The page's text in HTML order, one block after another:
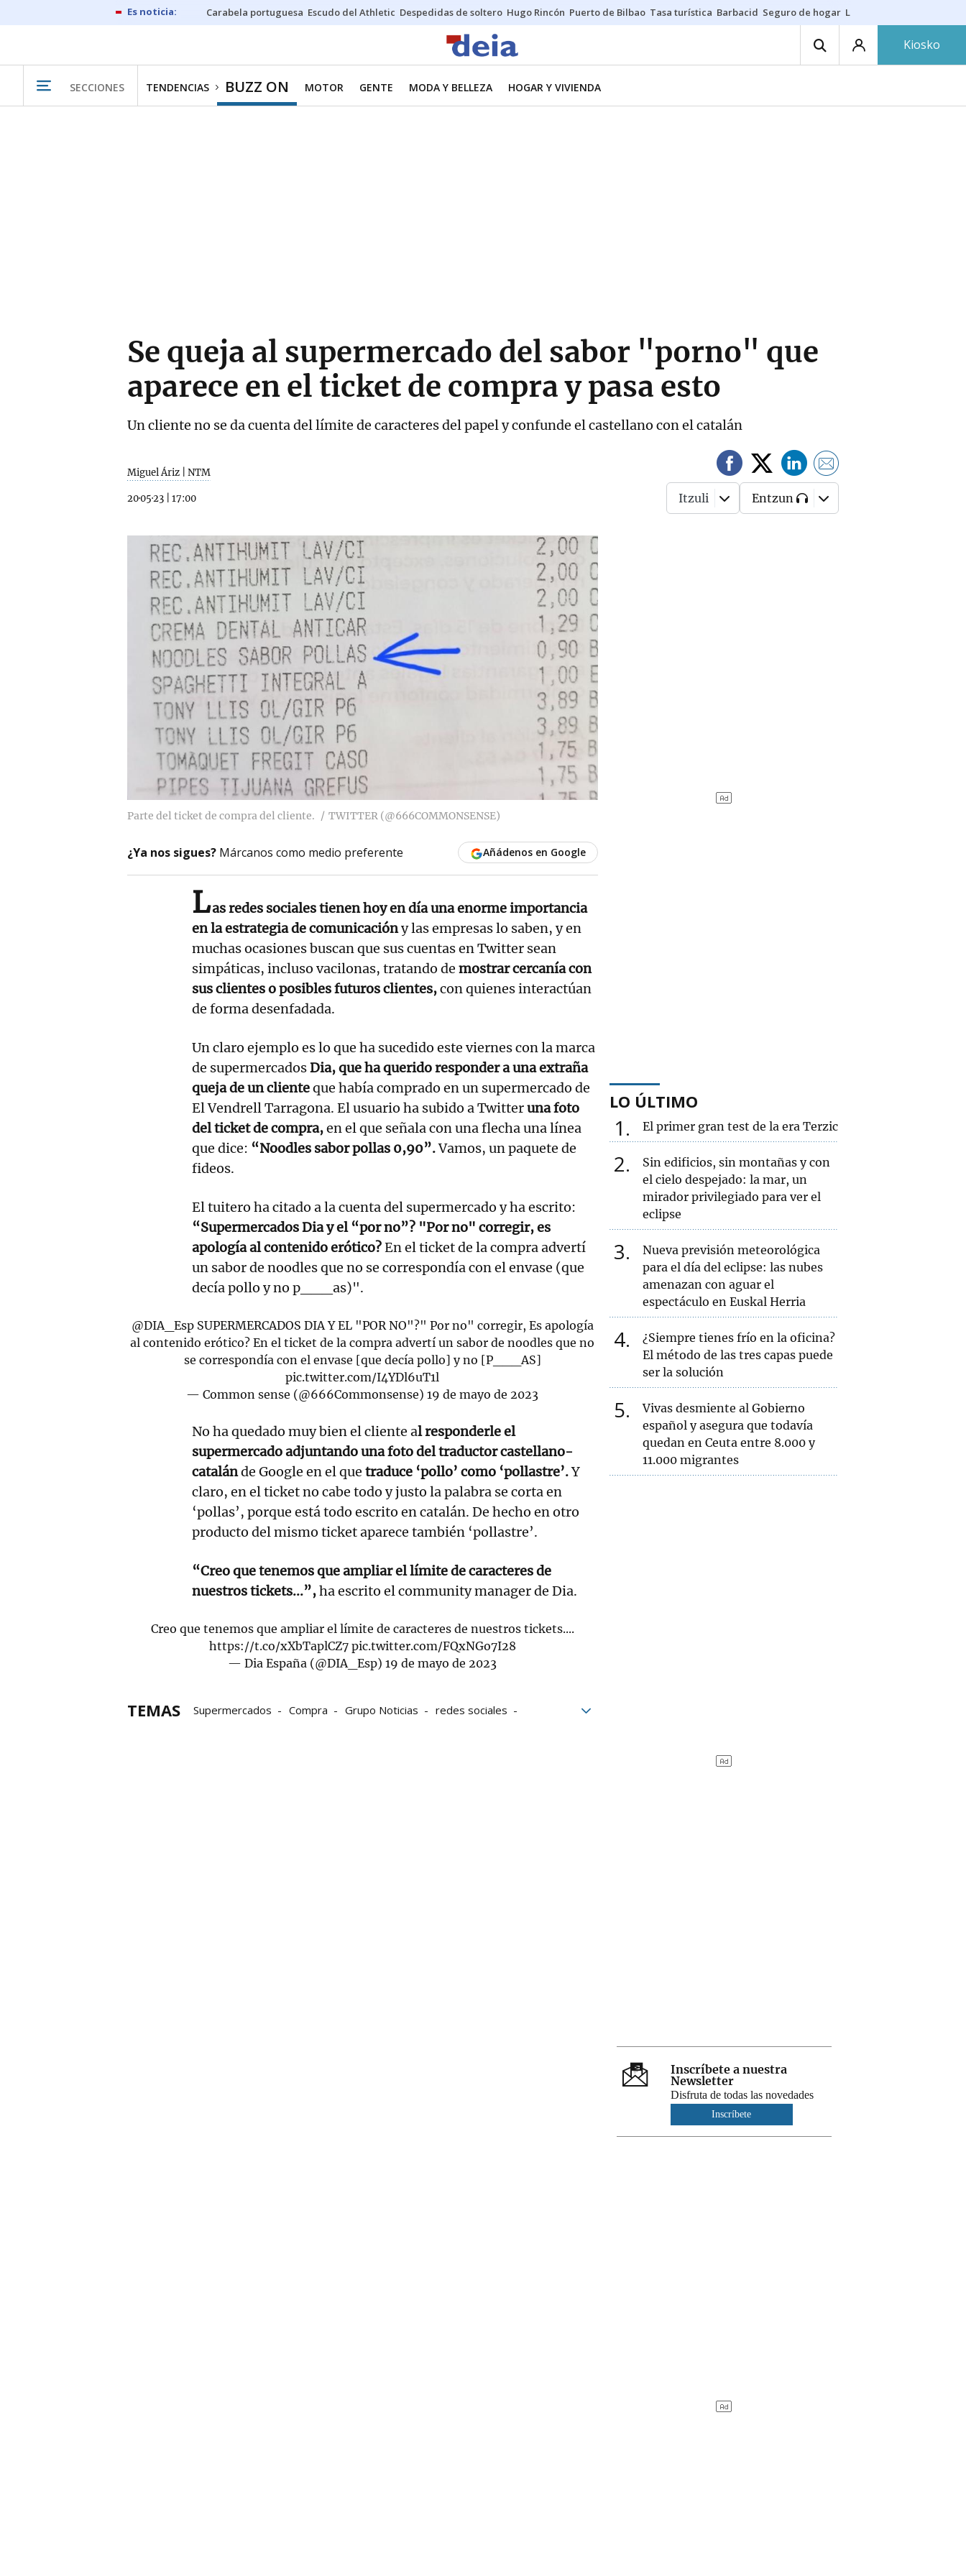
Carabela portuguesa Escudo del Athletic Despedidas de soltero Hugo Rincón Puerto de Bilbao Tasa turística Barbacid Seguro de hogar Lío Athletic-Osasuna
Kiosko
SECCIONES TENDENCIAS BUZZ ON MOTOR GENTE MODA Y BELLEZA HOGAR Y VIVIENDA
Se queja al supermercado del sabor "porno" que
aparece en el ticket de compra y pasa esto
Un cliente no se da cuenta del límite de caracteres del papel y confunde el castellano con el catalán
Miguel Áriz | NTM
20·05·23 17:00 Itzuli Entzun
Parte del ticket de compra del cliente. TWITTER (@666COMMONSENSE)
¿Ya nos sigues? Márcanos como medio preferente Añádenos en Google
Las redes sociales tienen hoy en día una enorme importancia
en la estrategia de comunicacióny las empresas lo saben, y en
muchas ocasiones buscan que sus cuentas en Twitter sean
simpáticas, incluso vacilonas, tratando de mostrar cercanía con
sus clientes o posibles futuros clientes,con quienes interactúan
de forma desenfadada.
Un claro ejemplo es lo que ha sucedido este viernes con la marca
de supermercadosDia, que ha querido responder a una extraña
queja de un clienteque había comprado en un supermercado de
El Vendrell Tarragona. El usuario ha subido a Twitteruna foto
del ticket de compra,en el que señala con una flecha una línea
que dice: “Noodles sabor pollas 0,90”.Vamos, un paquete de
fideos.
El tuitero ha citado a la cuenta del supermercado y ha escrito:
“Supermercados Dia y el “por no”? "Por no" corregir, es
apología al contenido erótico?En el ticket de la compra advertí
un sabor de noodles que no se correspondía con el envase (que
decía pollo y no p___as)".
@DIA_EspSUPERMERCADOS DIA Y EL "POR NO"?" Por no" corregir, Es apología
al contenido erótico? En el ticket de la compra advertí un sabor de noodles que no
se correspondía con el envase [que decía pollo] y no [P___AS]
pic.twitter.com/I4YDl6uT1l
— Common sense (@666Commonsense)19 de mayo de 2023
No ha quedado muy bien el cliente al responderle el
supermercado adjuntando una foto del traductor castellano-
catalánde Google en el que traduce ‘pollo’ como ‘pollastre’.Y
claro, en el ticket no cabe todo y justo la palabra se corta en
‘pollas’, porque está todo escrito en catalán. De hecho en otro
producto del mismo ticket aparece también ‘pollastre’.
“Creo que tenemos que ampliar el límite de caracteres de
nuestros tickets...”,ha escrito el community manager de Dia.
Creo que tenemos que ampliar el límite de caracteres de nuestros tickets....
https://t.co/xXbTaplCZ7 pic.twitter.com/FQxNGo7I28
— Dia España (@DIA_Esp)19 de mayo de 2023
TEMAS Supermercados Compra Grupo Noticias
redes sociales
LO ÚLTIMO
1 El primer gran test de la era Terzic
2
Sin edificios, sin montañas y con
el cielo despejado: la mar, un
mirador privilegiado para ver el
eclipse
3
Nueva previsión meteorológica
para el día del eclipse: las nubes
amenazan con aguar el
espectáculo en Euskal Herria
4
¿Siempre tienes frío en la oficina?
El método de las tres capas puede
ser la solución
5
Vivas desmiente al Gobierno
español y asegura que todavía
quedan en Ceuta entre 8.000 y
11.000 migrantes
Inscríbete a nuestra
Newsletter
Disfruta de todas las novedades
Inscríbete